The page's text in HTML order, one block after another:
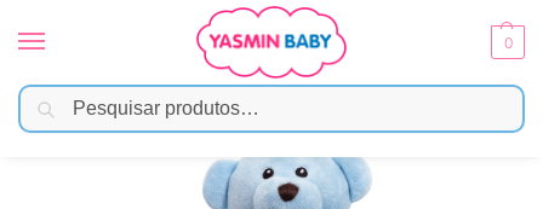
0
Início Brinquedos / Naninhas / Naninha Bebê Carinho Azul – Buba